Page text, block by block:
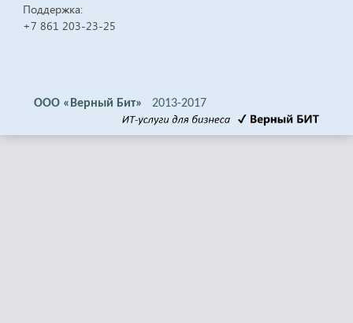
Поддержка:
+7 861 203-23-25
ООО «Верный Бит» 2013-2017